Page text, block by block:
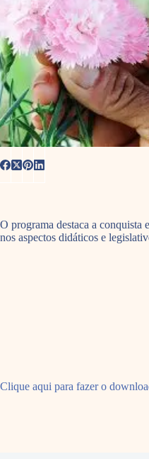
O programa destaca a conquista
nos aspectos didáticos e
Clique aqui para fazer o